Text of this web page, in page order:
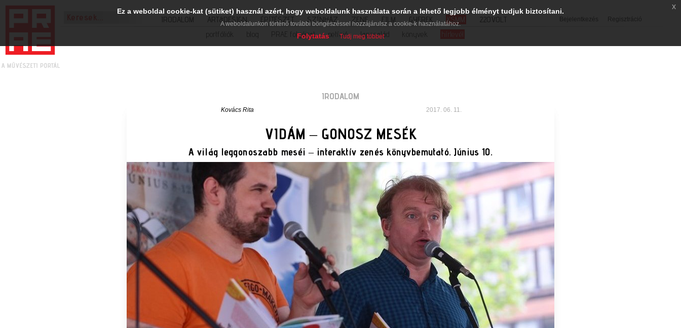
Bejelentkezés Regisztráció
IRODALOM ART&DESIGN ÉPÍTÉSZET SZÍNHÁZ ZENE FILM GYEREK KSMM
220VOLT
portfóliók
blog PRAE folyóirat petíció lapcsalád könyvek hírlevél
IRODALOM
Kovács Rita 2017. 06. 11.
VIDÁM – GONOSZ MESÉK
A világ leggonoszabb meséi – interaktív zenés könyvbemutató. Június 10.
Ez a weboldal cookie-kat (sütiket) használ azért, hogy weboldalunk használata során a lehető legjobb élményt tudjuk biztosítani.
A weboldalunkon történő további böngészéssel hozzájárulsz a cookie-k használatához.
Folytatás Tudj meg többet
x